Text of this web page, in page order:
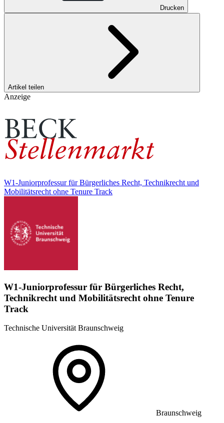
Drucken
Artikel teilen
Anzeige
W1-Juniorprofessur für Bürgerliches Recht, Technikrecht und
Mobilitätsrecht ohne Tenure Track
W1-Juniorprofessur für Bürgerliches Recht,
Technikrecht und Mobilitätsrecht ohne Tenure
Track
Technische Universität Braunschweig
Braunschweig